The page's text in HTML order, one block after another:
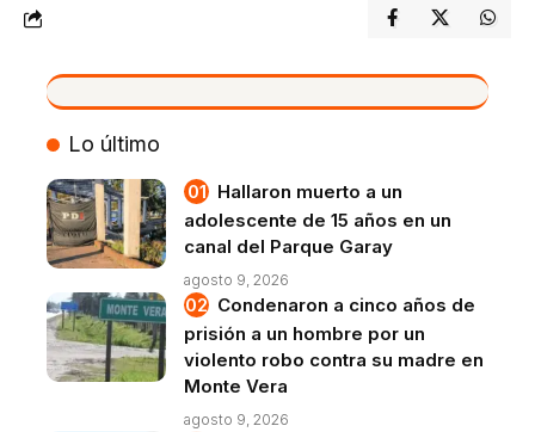
VIVO
Lo último
Hallaron muerto a un
adolescente de 15 años en un
canal del Parque Garay
agosto 9, 2026
Condenaron a cinco años de
prisión a un hombre por un
violento robo contra su madre en
Monte Vera
agosto 9, 2026